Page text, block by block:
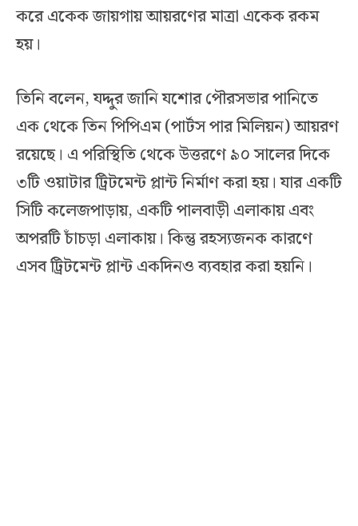
করে একেক জায়গায় আয়রণের মাত্রা একেক রকম
হয়।
তিনি বলেন, যদ্দুর জানি যশোর পৌরসভার পানিতে
এক থেকে তিন পিপিএম (পার্টস পার মিলিয়ন) আয়রণ
রয়েছে। এ পরিস্থিতি থেকে উত্তরণে ৯০ সালের দিকে
৩টি ওয়াটার ট্রিটমেন্ট প্লান্ট নির্মাণ করা হয়। যার একটি
সিটি কলেজপাড়ায়, একটি পালবাড়ী এলাকায় এবং
অপরটি চাঁচড়া এলাকায়। কিন্তু রহস্যজনক কারণে
এসব ট্রিটমেন্ট প্লান্ট একদিনও ব্যবহার করা হয়নি।